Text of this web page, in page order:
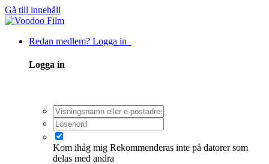
Gå till innehåll
Redan medlem? Logga in
Logga in
Kom ihåg mig Rekommenderas inte på datorer som
delas med andra